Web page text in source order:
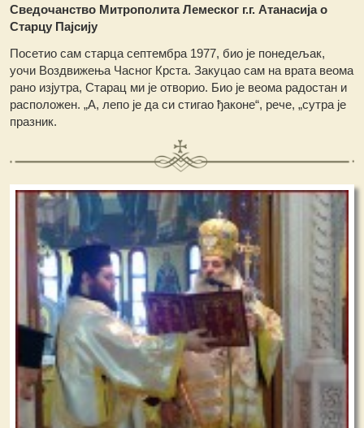
Сведочанство Митрополита Лемеског г.г. Атанасија о
Старцу Пајсију
Посетио сам старца септембра 1977, био је понедељак,
уочи Воздвижења Часног Крста. Закуцао сам на врата веома
рано изјутра, Старац ми је отворио. Био је веома радостан и
расположен. „А, лепо је да си стигао ђаконе“, рече, „сутра је
празник.